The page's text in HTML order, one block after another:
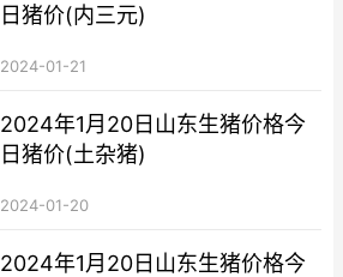
日猪价(内三元)
2024-01-21
2024年1月20日山东生猪价格今
日猪价(土杂猪)
2024-01-20
2024年1月20日山东生猪价格今